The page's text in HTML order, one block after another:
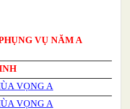
VỤ NĂM A
VỌNG A
VỌNG A